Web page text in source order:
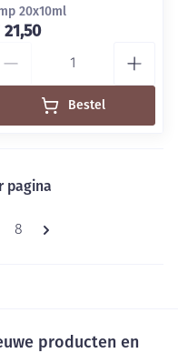
20x10ml
Bestel
pagina
Pagina
8
pagina
producten en